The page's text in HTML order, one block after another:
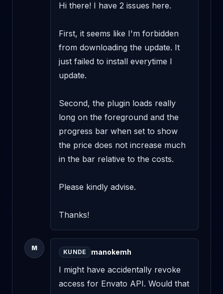
Hi there! I have 2 issues here.
First, it seems like I'm forbidden
from downloading the update. It
just failed to install everytime I
update.
Second, the plugin loads really
long on the foreground and the
progress bar when set to show
the price does not increase much
in the bar relative to the costs.
Please kindly advise.
Thanks!
M
KUNDE manokemh
I might have accidentally revoke
access for Envato API. Would that